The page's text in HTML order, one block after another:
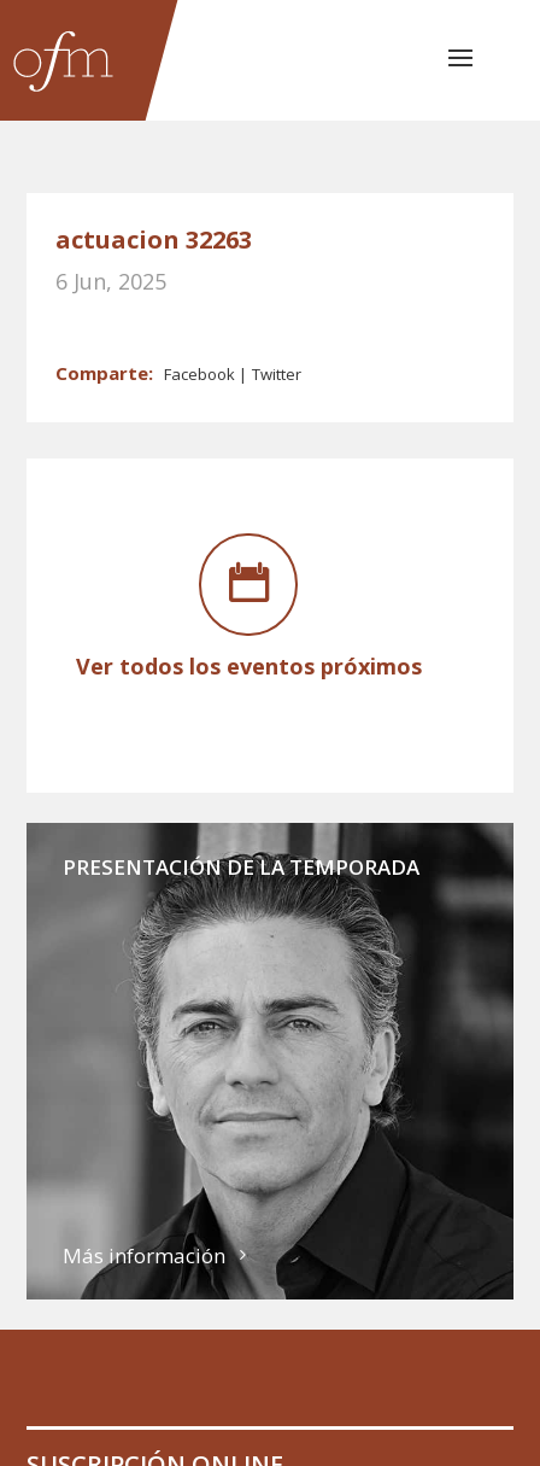
actuacion 32263
6 Jun, 2025
Facebook Twitter
Ver todos los eventos próximos
PRESENTACIÓN DE LA TEMPORADA
Más información